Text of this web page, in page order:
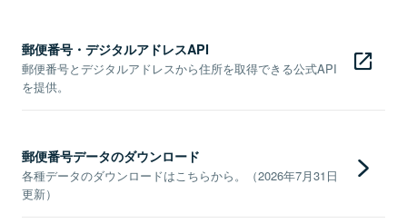
郵便番号・デジタルアドレスAPI
郵便番号とデジタルアドレスから住所を取得できる公式API
を提供。
郵便番号データのダウンロード
各種データのダウンロードはこちらから。（2026年7月31日
更新）